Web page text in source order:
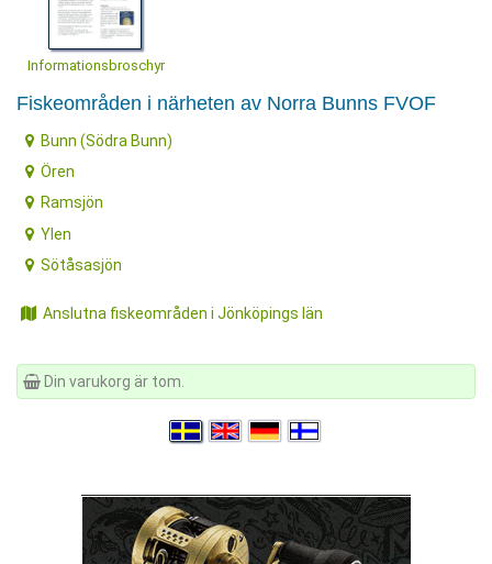
Informationsbroschyr
Fiskeområden i närheten av Norra Bunns FVOF
Bunn (Södra Bunn)
Ören
Ramsjön
Ylen
Sötåsasjön
Anslutna fiskeområden i Jönköpings län
Din varukorg är tom.